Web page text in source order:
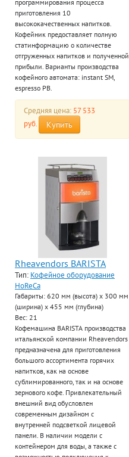
программирования процесса
приготовления 10
высококачественных напитков.
Кофейник предоставляет полную
статинформацию о количестве
отгруженных напитков и полученной
прибыли. Варианты производства
кофейного автомата: instant SM,
espresso PB.
Средняя цена: 57 533
руб.
Купить
Rheavendors BARISTA
Тип: Кофейное оборудование
HoReCa
Габариты: 620 мм (высота) х 300 мм
(ширина) х 455 мм (глубина)
Вес: 21
Кофемашина BARISTA производства
итальянской компании Rheavendors
предназначена для приготовления
большого ассортимента горячих
напитков, как на основе
сублимированного, так и на основе
зернового кофе. Привлекательный
внешний вид обусловлен
современным дизайном с
внутренней подсветкой лицевой
панели. В наличии модели с
контейнером для воды, а также с